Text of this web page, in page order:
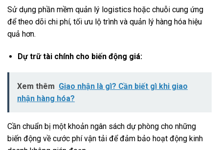
Sử dụng phần mềm quản lý logistics hoặc chuỗi cung ứng
để theo dõi chi phí, tối ưu lộ trình và quản lý hàng hóa hiệu
quả hơn.
Dự trữ tài chính cho biến động giá:
Xem thêm Giao nhận là gì? Cần biết gì khi giao
nhận hàng hóa?
Cần chuẩn bị một khoản ngân sách dự phòng cho những
biến động về cước phí vận tải để đảm bảo hoạt động kinh